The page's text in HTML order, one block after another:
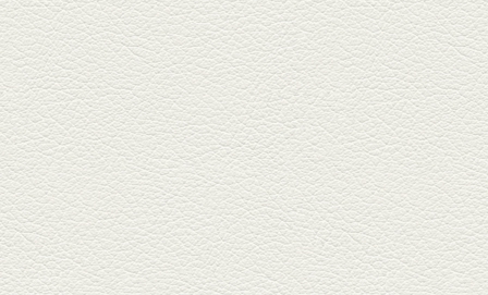
2025年11月28日放送
ごま鯛＆牛すじ大根
名店揃いの並木坂ドルハウスビ
ルに今年生まれた新たな名店、
『家庭...
2025年11月7日放送
贅沢馬刺し盛合せ＆極上
馬肉しゃぶしゃぶ
籠町通り『熊本郷土料理 酒ト肴
もなか』で熊本県産の馬肉料理
を！...